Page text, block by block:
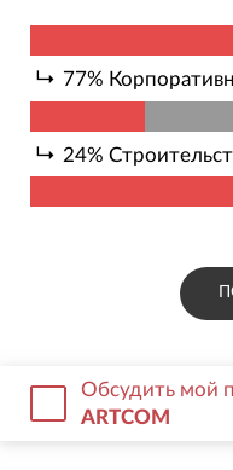
77%
24%
Обсудить мой
ARTCOM